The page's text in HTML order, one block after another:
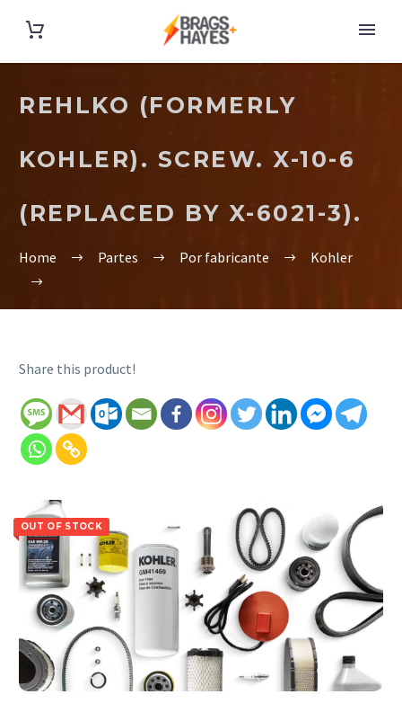
REHLKO (FORMERLY
KOHLER). SCREW. X-10-6
(REPLACED BY X-6021-3).
Home Partes Por fabricante Kohler
Share this product!
OUT OF STOCK